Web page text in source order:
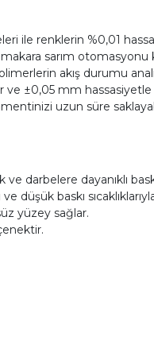
ile renklerin %0,01
sarım otomasyonu
akış durumu
ve ±0,05 mm
uzun süre
ve darbelere dayanıklı
düşük baskı
yüzey sağlar.